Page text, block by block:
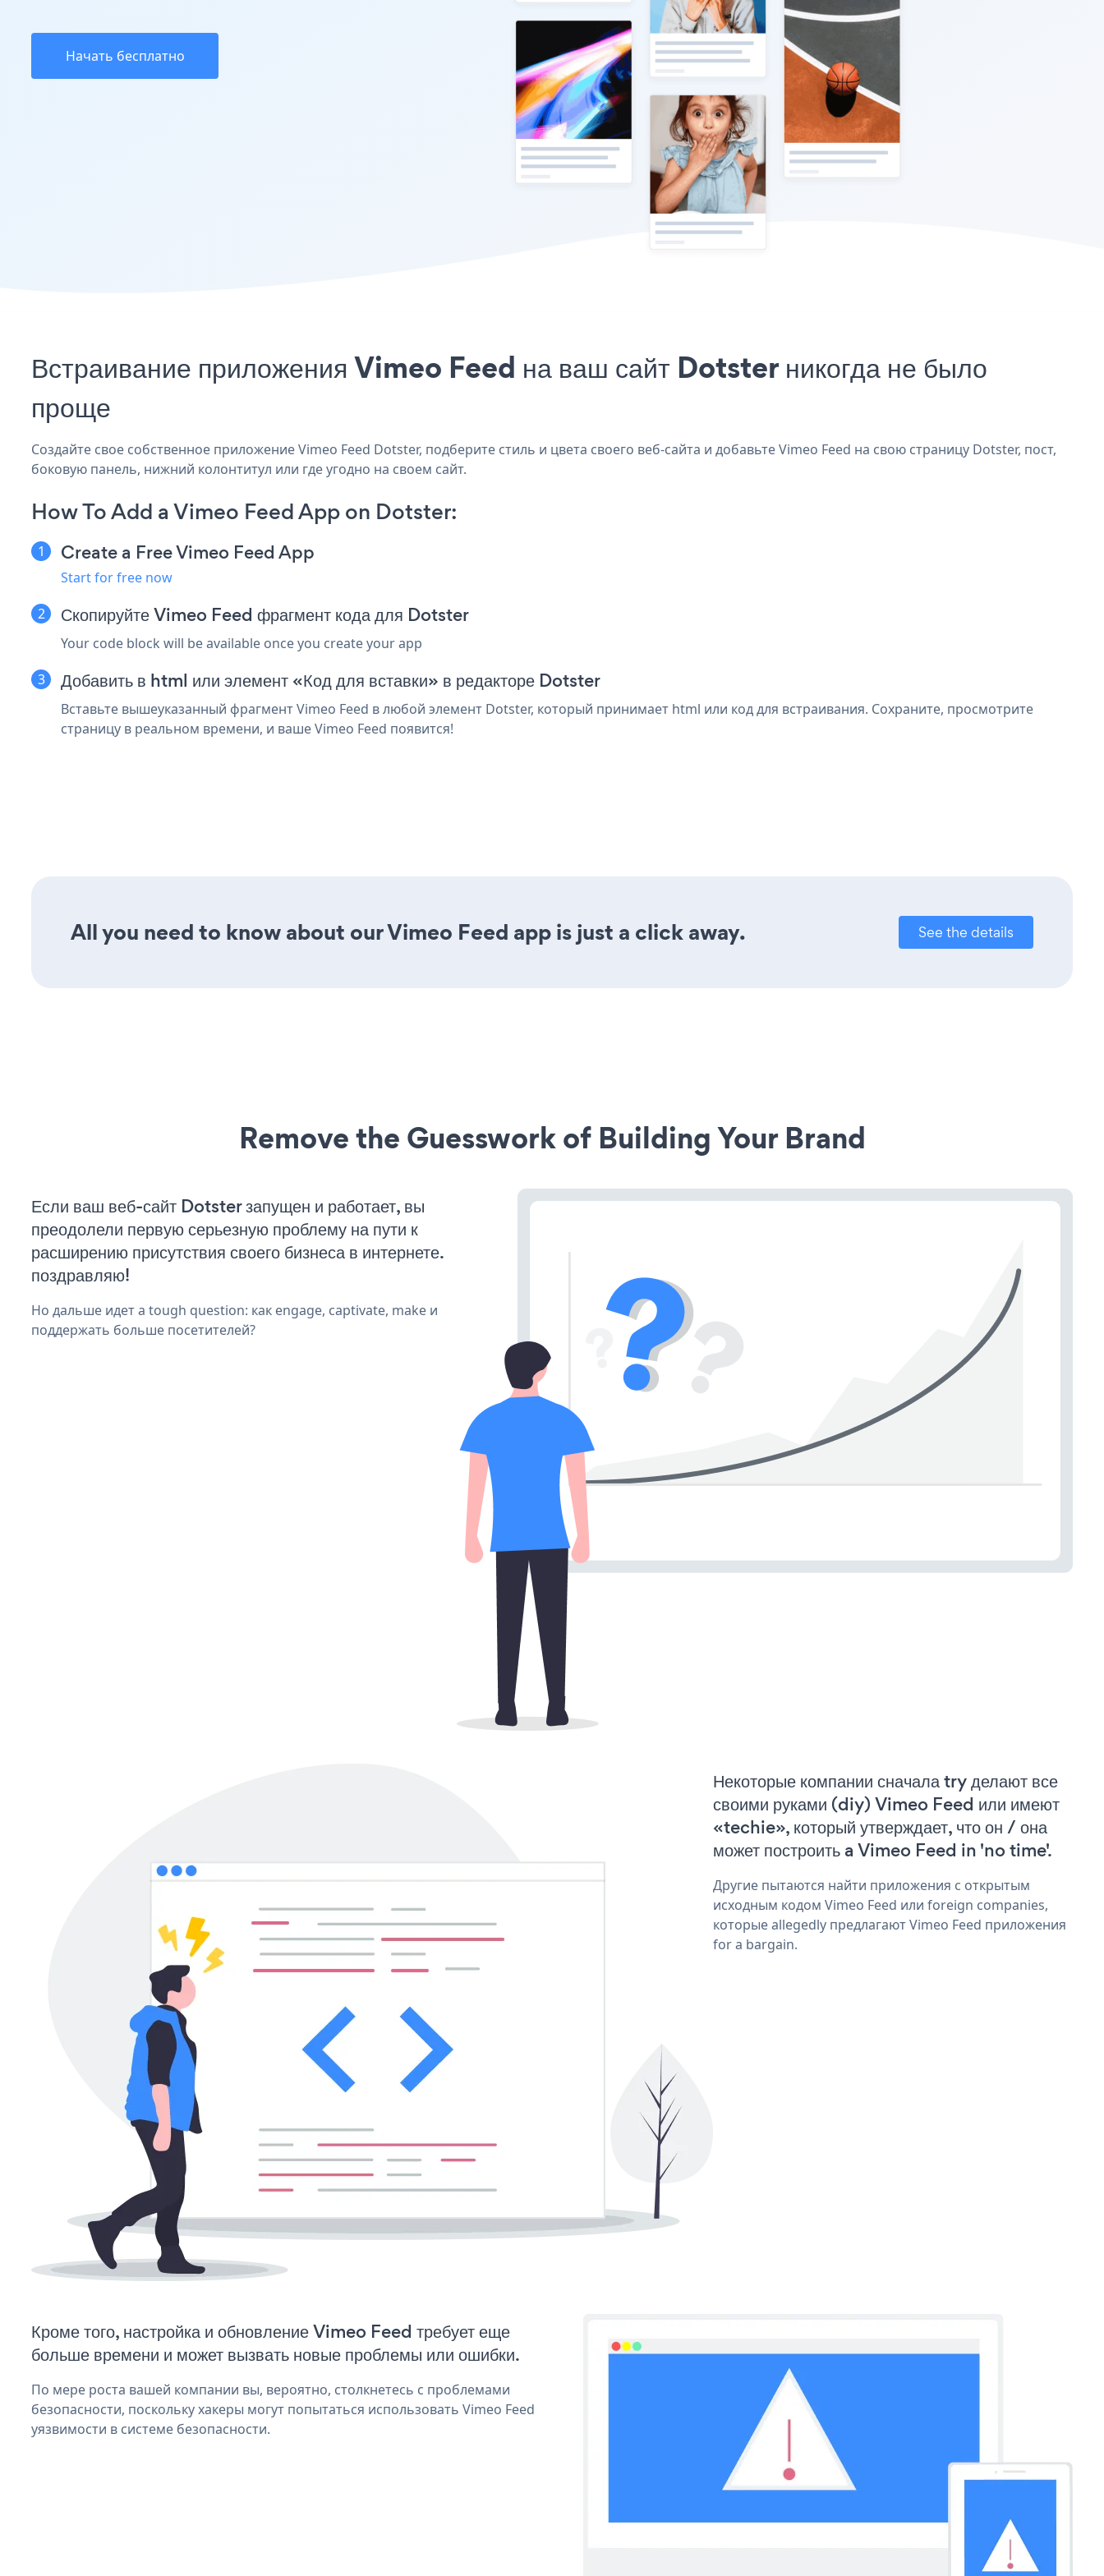
Начать бесплатно
Встраивание приложения Vimeo Feed на ваш сайт Dotster никогда не было
проще
Создайте свое собственное приложение Vimeo Feed Dotster, подберите стиль и цвета своего веб-сайта и добавьте Vimeo Feed на свою страницу Dotster, пост,
боковую панель, нижний колонтитул или где угодно на своем сайт.
How To Add a Vimeo Feed App on Dotster:
Create a Free Vimeo Feed App
Start for free now
Скопируйте Vimeo Feed фрагмент кода для Dotster
Your code block will be available once you create your app
Добавить в html или элемент «Код для вставки» в редакторе Dotster
Вставьте вышеуказанный фрагмент Vimeo Feed в любой элемент Dotster, который принимает html или код для встраивания. Сохраните, просмотрите
страницу в реальном времени, и ваше Vimeo Feed появится!
All you need to know about our Vimeo Feed app is just a click away. See the details
Remove the Guesswork of Building Your Brand
Если ваш веб-сайт Dotster запущен и работает, вы
преодолели первую серьезную проблему на пути к
расширению присутствия своего бизнеса в интернете.
поздравляю!
Но дальше идет a tough question: как engage, captivate, make и
поддержать больше посетителей?
Некоторые компании сначала try делают все
своими руками (diy) Vimeo Feed или имеют
«techie», который утверждает, что он / она
может построить a Vimeo Feed in 'no time'.
Другие пытаются найти приложения с открытым
исходным кодом Vimeo Feed или foreign companies,
которые allegedly предлагают Vimeo Feed приложения
for a bargain.
Кроме того, настройка и обновление Vimeo Feed требует еще
больше времени и может вызвать новые проблемы или ошибки.
По мере роста вашей компании вы, вероятно, столкнетесь с проблемами
безопасности, поскольку хакеры могут попытаться использовать Vimeo Feed
уязвимости в системе безопасности.